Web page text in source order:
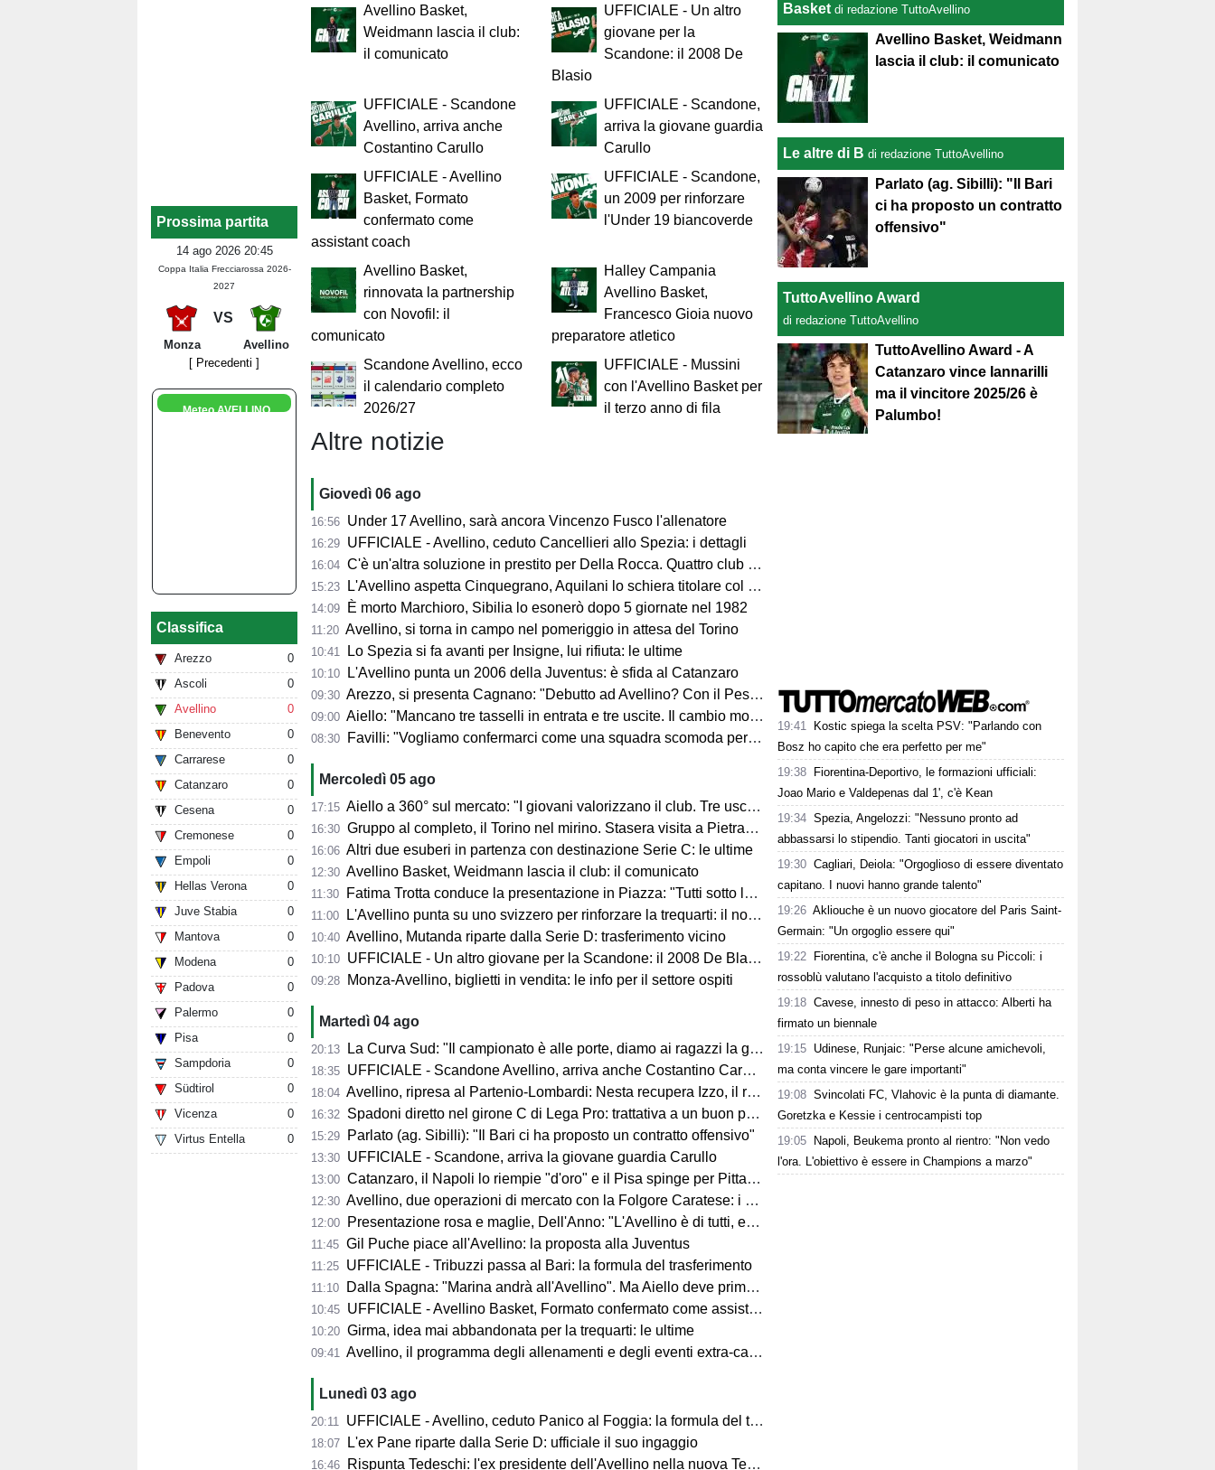
Prossima partita
14 ago 2026 20:45
Coppa Italia Frecciarossa 2026-
2027
VS
Monza
Avellino
[ Precedenti ]
Meteo AVELLINO
Classifica
Arezzo
0
Ascoli
0
Avellino
0
Benevento
0
Carrarese
0
Catanzaro
0
Cesena
0
Cremonese
0
Empoli
0
Hellas Verona
0
Juve Stabia
0
Mantova
0
Modena
0
Padova
0
Palermo
0
Pisa
0
Sampdoria
0
Südtirol
0
Vicenza
0
Virtus Entella
0
Avellino Basket,
Weidmann lascia il club:
il comunicato
UFFICIALE - Un altro
giovane per la
Scandone: il 2008 De
Blasio
UFFICIALE - Scandone
Avellino, arriva anche
Costantino Carullo
UFFICIALE - Scandone,
arriva la giovane guardia
Carullo
UFFICIALE - Avellino
Basket, Formato
confermato come
assistant coach
UFFICIALE - Scandone,
un 2009 per rinforzare
l'Under 19 biancoverde
Avellino Basket,
rinnovata la partnership
con Novofil: il
comunicato
Halley Campania
Avellino Basket,
Francesco Gioia nuovo
preparatore atletico
Scandone Avellino, ecco
il calendario completo
2026/27
UFFICIALE - Mussini
con l'Avellino Basket per
il terzo anno di fila
Altre notizie
Giovedì 06 ago
16:56 Under 17 Avellino, sarà ancora Vincenzo Fusco l'allenatore
16:29 UFFICIALE - Avellino, ceduto Cancellieri allo Spezia: i dettagli
16:04 C'è un'altra soluzione in prestito per Della Rocca. Quattro club su Manzi
15:23 L'Avellino aspetta Cinquegrano, Aquilani lo schiera titolare col Sassuolo
14:09 È morto Marchioro, Sibilia lo esonerò dopo 5 giornate nel 1982
11:20 Avellino, si torna in campo nel pomeriggio in attesa del Torino
10:41 Lo Spezia si fa avanti per Insigne, lui rifiuta: le ultime
10:10 L'Avellino punta un 2006 della Juventus: è sfida al Catanzaro
09:30 Arezzo, si presenta Cagnano: "Debutto ad Avellino? Con il Pescara andò bene. Gol dell'ex? Ho rispetto per la piazza e i compagni, non esulterei"
09:00 Aiello: "Mancano tre tasselli in entrata e tre uscite. Il cambio modulo? Una squadra camaleontica non dà punti di riferimento". Sull'esterno e il trequartista...
08:30 Favilli: "Vogliamo confermarci come una squadra scomoda per tutti. La concorrenza ben venga. Io mi sento bene"
Mercoledì 05 ago
17:15 Aiello a 360° sul mercato: "I giovani valorizzano il club. Tre uscite ancora da fare". Sul modulo, la difesa, Licina e Marina...
16:30 Gruppo al completo, il Torino nel mirino. Stasera visita a Pietrastornina
16:06 Altri due esuberi in partenza con destinazione Serie C: le ultime
12:30 Avellino Basket, Weidmann lascia il club: il comunicato
11:30 Fatima Trotta conduce la presentazione in Piazza: "Tutti sotto lo stesso cielo"
11:00 L'Avellino punta su uno svizzero per rinforzare la trequarti: il nome
10:40 Avellino, Mutanda riparte dalla Serie D: trasferimento vicino
10:10 UFFICIALE - Un altro giovane per la Scandone: il 2008 De Blasio
09:28 Monza-Avellino, biglietti in vendita: le info per il settore ospiti
Martedì 04 ago
20:13 La Curva Sud: "Il campionato è alle porte, diamo ai ragazzi la giusta carica"
18:35 UFFICIALE - Scandone Avellino, arriva anche Costantino Carullo
18:04 Avellino, ripresa al Partenio-Lombardi: Nesta recupera Izzo, il report
16:32 Spadoni diretto nel girone C di Lega Pro: trattativa a un buon punto
15:29 Parlato (ag. Sibilli): "Il Bari ci ha proposto un contratto offensivo"
13:30 UFFICIALE - Scandone, arriva la giovane guardia Carullo
13:00 Catanzaro, il Napoli lo riempie "d'oro" e il Pisa spinge per Pittarello
12:30 Avellino, due operazioni di mercato con la Folgore Caratese: i nomi
12:00 Presentazione rosa e maglie, Dell'Anno: "L'Avellino è di tutti, ecco cosa faremo"
11:45 Gil Puche piace all'Avellino: la proposta alla Juventus
11:25 UFFICIALE - Tribuzzi passa al Bari: la formula del trasferimento
11:10 Dalla Spagna: "Marina andrà all'Avellino". Ma Aiello deve prima cedere
10:45 UFFICIALE - Avellino Basket, Formato confermato come assistant coach
10:20 Girma, idea mai abbandonata per la trequarti: le ultime
09:41 Avellino, il programma degli allenamenti e degli eventi extra-campo
Lunedì 03 ago
20:11 UFFICIALE - Avellino, ceduto Panico al Foggia: la formula del trasferimento
18:07 L'ex Pane riparte dalla Serie D: ufficiale il suo ingaggio
16:46 Rispunta Tedeschi: l'ex presidente dell'Avellino nella nuova Ternana
Basket di redazione TuttoAvellino
Avellino Basket, Weidmann
lascia il club: il comunicato
Le altre di B di redazione TuttoAvellino
Parlato (ag. Sibilli): "Il Bari
ci ha proposto un contratto
offensivo"
TuttoAvellino Award
di redazione TuttoAvellino
TuttoAvellino Award - A
Catanzaro vince Iannarilli
ma il vincitore 2025/26 è
Palumbo!
19:41
Kostic spiega la scelta PSV: "Parlando con
Bosz ho capito che era perfetto per me"
19:38
Fiorentina-Deportivo, le formazioni ufficiali:
Joao Mario e Valdepenas dal 1', c'è Kean
19:34 Spezia, Angelozzi: "Nessuno pronto ad
abbassarsi lo stipendio. Tanti giocatori in uscita"
19:30 Cagliari, Deiola: "Orgoglioso di essere diventato
capitano. I nuovi hanno grande talento"
19:26 Akliouche è un nuovo giocatore del Paris Saint-
Germain: "Un orgoglio essere qui"
19:22
Fiorentina, c'è anche il Bologna su Piccoli: i
rossoblù valutano l'acquisto a titolo definitivo
19:18 Cavese, innesto di peso in attacco: Alberti ha
firmato un biennale
19:15 Udinese, Runjaic: "Perse alcune amichevoli,
ma conta vincere le gare importanti"
19:08 Svincolati FC, Vlahovic è la punta di diamante.
Goretzka e Kessie i centrocampisti top
19:05
Napoli, Beukema pronto al rientro: "Non vedo
l'ora. L'obiettivo è essere in Champions a marzo"